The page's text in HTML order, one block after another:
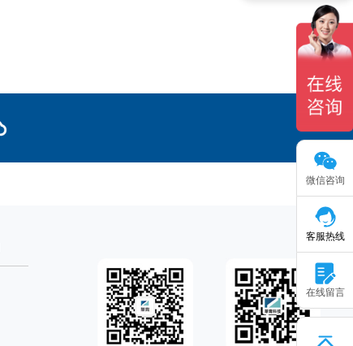
微信咨询
客服热线
在线留言